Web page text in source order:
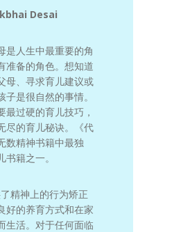
Desai
是人生中最重要的角
准备的角色。想知道
母、寻求育儿建议或
是很自然的事情。
最过硬的育儿技巧，
尽的育儿秘诀。《代
数精神书籍中最独
籍之一。
精神上的行为矫正
好的养育方式和在家
生活。对于任何面临